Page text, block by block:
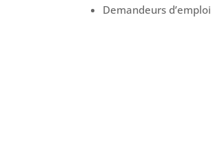
Demandeurs d’emploi